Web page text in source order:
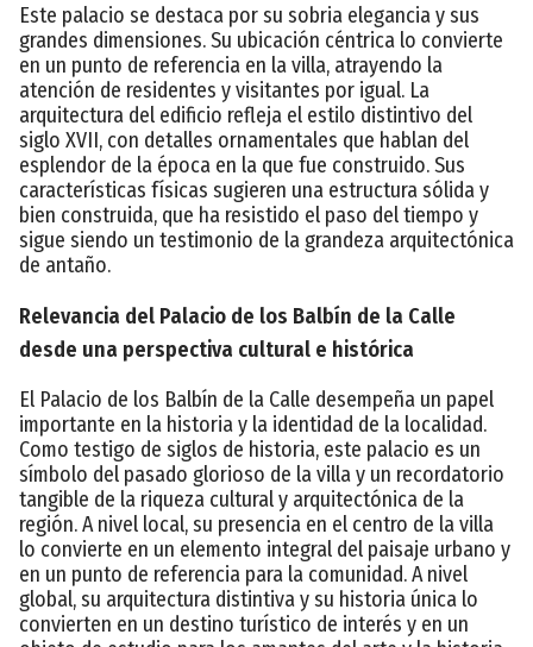
Este palacio se destaca por su sobria elegancia y sus
grandes dimensiones. Su ubicación céntrica lo convierte
en un punto de referencia en la villa, atrayendo la
atención de residentes y visitantes por igual. La
arquitectura del edificio refleja el estilo distintivo del
siglo XVII, con detalles ornamentales que hablan del
esplendor de la época en la que fue construido. Sus
características físicas sugieren una estructura sólida y
bien construida, que ha resistido el paso del tiempo y
sigue siendo un testimonio de la grandeza arquitectónica
de antaño.
Relevancia del Palacio de los Balbín de la Calle
desde una perspectiva cultural e histórica
El Palacio de los Balbín de la Calle desempeña un papel
importante en la historia y la identidad de la localidad.
Como testigo de siglos de historia, este palacio es un
símbolo del pasado glorioso de la villa y un recordatorio
tangible de la riqueza cultural y arquitectónica de la
región. A nivel local, su presencia en el centro de la villa
lo convierte en un elemento integral del paisaje urbano y
en un punto de referencia para la comunidad. A nivel
global, su arquitectura distintiva y su historia única lo
convierten en un destino turístico de interés y en un